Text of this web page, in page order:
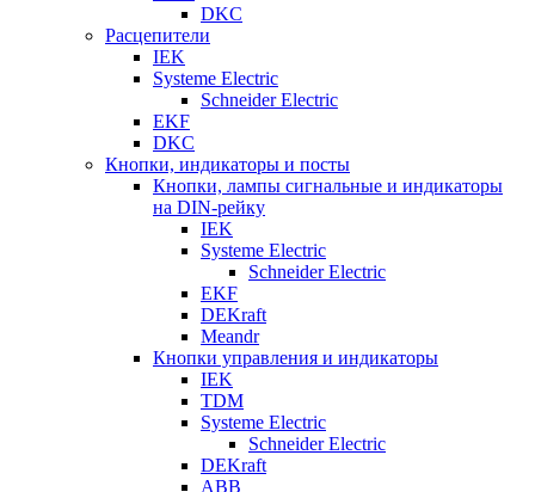
DKC
Расцепители
IEK
Systeme Electric
Schneider Electric
EKF
DKC
Кнопки, индикаторы и посты
Кнопки, лампы сигнальные и индикаторы
на DIN-рейку
IEK
Systeme Electric
Schneider Electric
EKF
DEKraft
Meandr
Кнопки управления и индикаторы
IEK
TDM
Systeme Electric
Schneider Electric
DEKraft
ABB